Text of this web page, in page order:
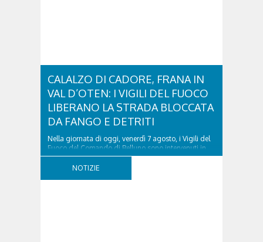
CALALZO DI CADORE, FRANA IN
VAL D’OTEN: I VIGILI DEL FUOCO
LIBERANO LA STRADA BLOCCATA
DA FANGO E DETRITI
Nella giornata di oggi, venerdì 7 agosto, i Vigili del
Fuoco del Comando di Belluno sono intervenuti in
località Diassa, in Val d’Oten, nel comune di Calalzo
di Cadore, per liberare una strada rimasta bloccata
NOTIZIE